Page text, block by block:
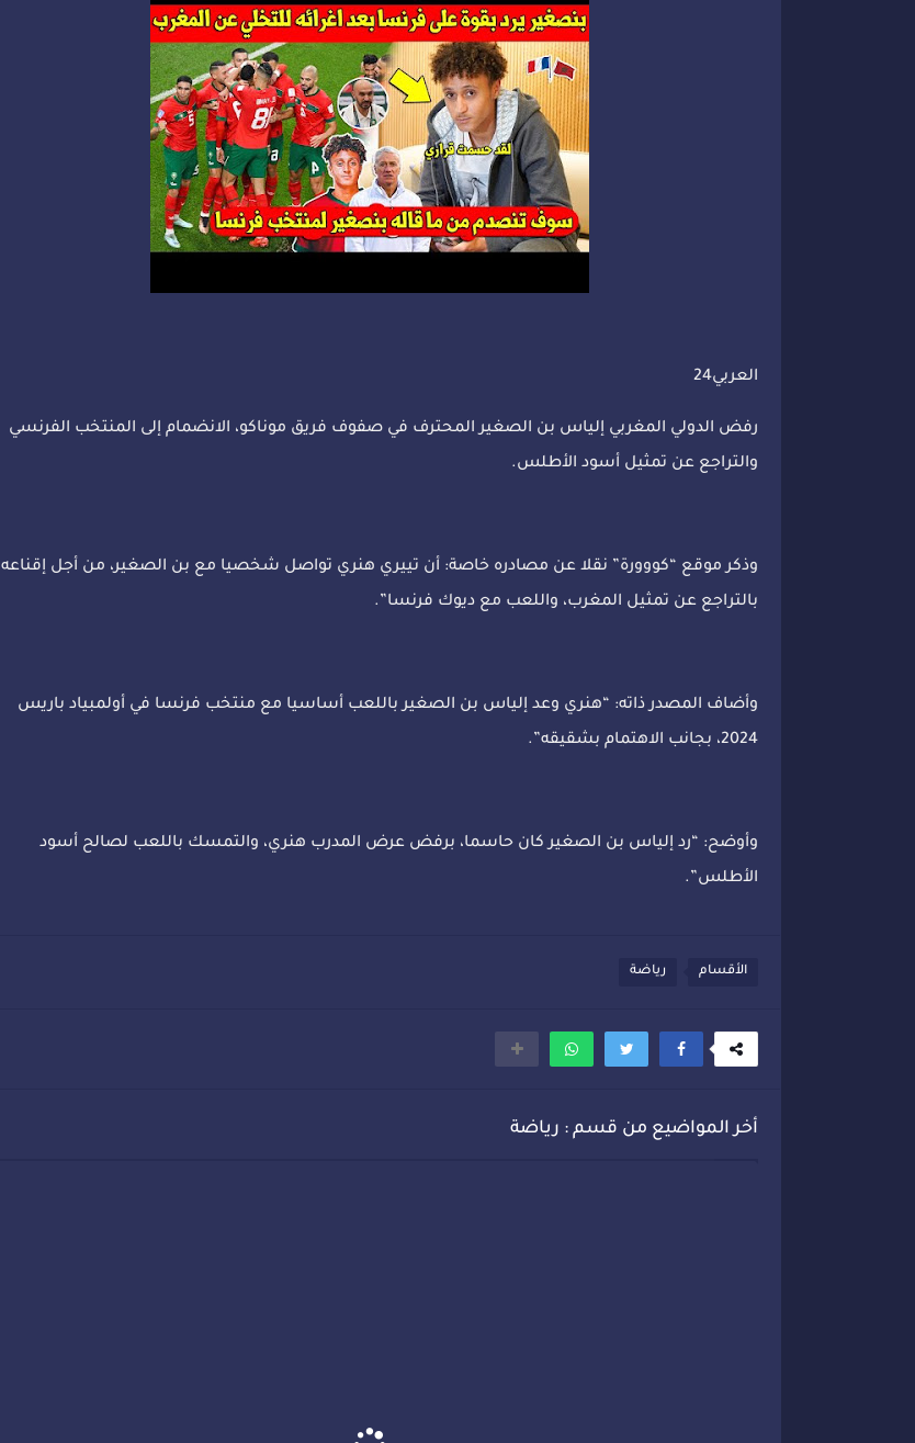
العربي24
رفض الدولي المغربي إلياس بن الصغير المحترف في صفوف فريق موناكو، الانضمام إلى المنتخب الفرنسي
والتراجع عن تمثيل أسود الأطلس.
وذكر موقع “كووورة” نقلا عن مصادره خاصة: أن تييري هنري تواصل شخصيا مع بن الصغير، من أجل إقناعه
بالتراجع عن تمثيل المغرب، واللعب مع ديوك فرنسا”.
وأضاف المصدر ذاته: “هنري وعد إلياس بن الصغير باللعب أساسيا مع منتخب فرنسا في أولمبياد باريس
2024، بجانب الاهتمام بشقيقه”.
وأوضح: “رد إلياس بن الصغير كان حاسما، برفض عرض المدرب هنري، والتمسك باللعب لصالح أسود
الأطلس”.
الأقسام رياضة
أخر المواضيع من قسم : رياضة